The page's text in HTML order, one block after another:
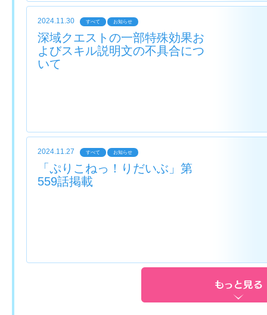
2024.11.30 すべて お知らせ
深域クエストの一部特殊効果お
よびスキル説明文の不具合につ
いて
2024.11.27 すべて お知らせ
「ぷりこねっ！りだいぶ」第
559話掲載